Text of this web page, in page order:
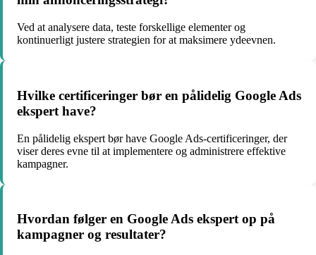
Ved at analysere data, teste forskellige elementer og
kontinuerligt justere strategien for at maksimere ydeevnen.
Hvilke certificeringer bør en pålidelig Google Ads
ekspert have?
En pålidelig ekspert bør have Google Ads-certificeringer, der
viser deres evne til at implementere og administrere effektive
kampagner.
Hvordan følger en Google Ads ekspert op på
kampagner og resultater?